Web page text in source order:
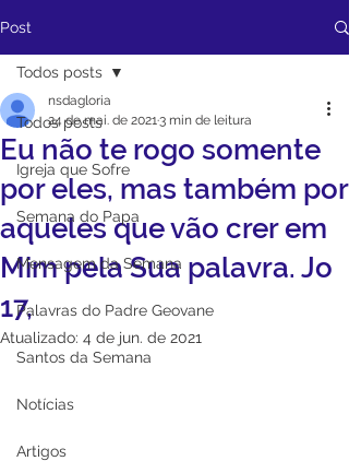
Post
Todos posts
Igreja que Sofre
Semana do Papa
Mensagem da Semana
Palavras do Padre Geovane
Santos da Semana
Notícias
Artigos
Todos posts
Eu não te rogo somente
por eles, mas também por
aqueles que vão crer em
Mim pela Sua palavra. Jo
17,
nsdagloria
24 de mai. de 20213 min de leitura
Atualizado: 4 de jun. de 2021